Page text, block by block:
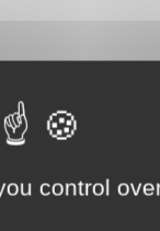
Immobilière /
control